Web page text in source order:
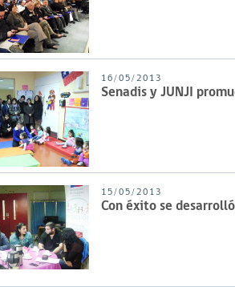
16/05/2013
Senadis y JUNJI
15/05/2013
Con éxito se